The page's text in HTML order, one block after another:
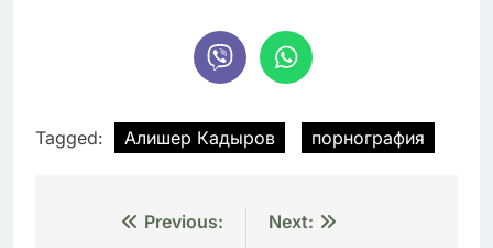
Tagged: Алишер Кадыров порнография
Навигация
Previous:
Next: